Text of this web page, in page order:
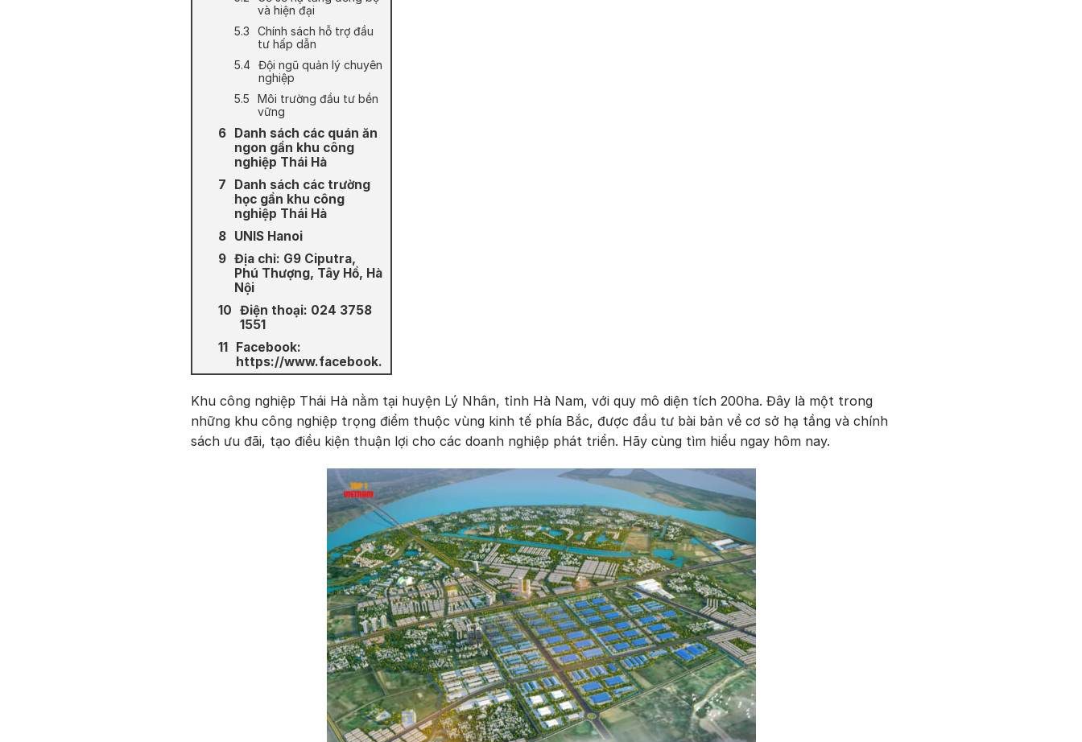
và hiện đại
Chính sách hỗ trợ đầu
tư hấp dẫn
Đội ngũ quản lý chuyên
nghiệp
Môi trường đầu tư bền
vững
Danh sách các quán ăn
ngon gần khu công
nghiệp Thái Hà
Danh sách các trường
học gần khu công
nghiệp Thái Hà
UNIS Hanoi
Địa chỉ: G9 Ciputra,
Phú Thượng, Tây Hồ, Hà
Nội
Điện thoại: 024 3758
1551
Facebook:
https://www.facebook.com/unishanoi
Khu công nghiệp Thái Hà nằm tại huyện Lý Nhân, tỉnh Hà Nam, với quy mô diện tích 200ha. Đây là một trong
những khu công nghiệp trọng điểm thuộc vùng kinh tế phía Bắc, được đầu tư bài bản về cơ sở hạ tầng và chính
sách ưu đãi, tạo điều kiện thuận lợi cho các doanh nghiệp phát triển. Hãy cùng tìm hiểu ngay hôm nay.